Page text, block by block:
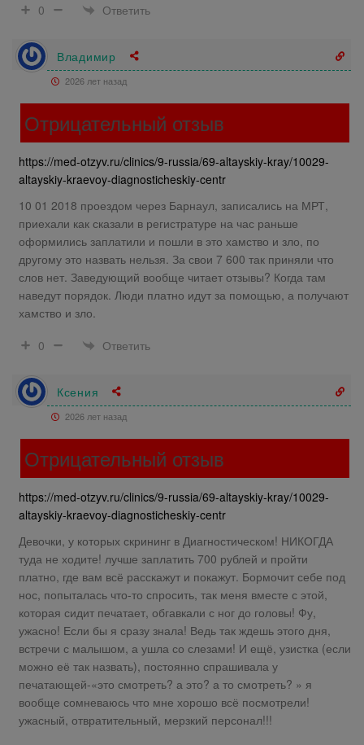
0
Ответить
Владимир
2026 лет назад
Отрицательный отзыв
https://med-otzyv.ru/clinics/9-russia/69-altayskiy-kray/10029-
altayskiy-kraevoy-diagnosticheskiy-centr
10 01 2018 проездом через Барнаул, записались на МРТ,
приехали как сказали в регистратуре на час раньше
оформились заплатили и пошли в это хамство и зло, по
другому это назвать нельзя. За свои 7 600 так приняли что
слов нет. Заведующий вообще читает отзывы? Когда там
наведут порядок. Люди платно идут за помощью, а получают
хамство и зло.
0
Ответить
Ксения
2026 лет назад
Отрицательный отзыв
https://med-otzyv.ru/clinics/9-russia/69-altayskiy-kray/10029-
altayskiy-kraevoy-diagnosticheskiy-centr
Девочки, у которых скрининг в Диагностическом! НИКОГДА
туда не ходите! лучше заплатить 700 рублей и пройти
платно, где вам всё расскажут и покажут. Бормочит себе под
нос, попыталась что-то спросить, так меня вместе с этой,
которая сидит печатает, обгавкали с ног до головы! Фу,
ужасно! Если бы я сразу знала! Ведь так ждешь этого дня,
встречи с малышом, а ушла со слезами! И ещё, узистка (если
можно её так назвать), постоянно спрашивала у
печатающей-«это смотреть? а это? а то смотреть? » я
вообще сомневаюсь что мне хорошо всё посмотрели!
ужасный, отвратительный, мерзкий персонал!!!